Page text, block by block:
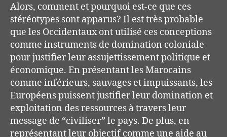
Alors, comment et pourquoi est-ce que ces
stéréotypes sont apparus? Il est très probable
que les Occidentaux ont utilisé ces conceptions
comme instruments de domination coloniale
pour justifier leur assujettissement politique et
économique. En présentant les Marocains
comme inférieurs, sauvages et impuissants, les
Européens puissent justifier leur domination et
exploitation des ressources à travers leur
message de “civiliser” le pays. De plus, en
représentant leur objectif comme une aide au